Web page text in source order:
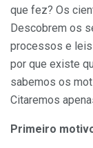
que fez? Os
Descobrem os
processos e leis
por que existe
sabemos os
Citaremos
Primeiro